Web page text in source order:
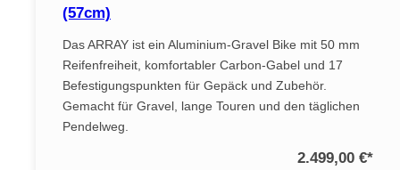
(57cm)
Das ARRAY ist ein Aluminium-Gravel Bike mit 50 mm
Reifenfreiheit, komfortabler Carbon-Gabel und 17
Befestigungspunkten für Gepäck und Zubehör.
Gemacht für Gravel, lange Touren und den täglichen
Pendelweg.
2.499,00 €*